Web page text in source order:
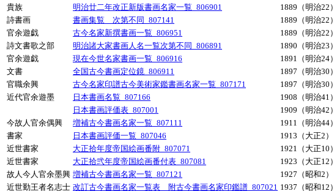
貴族
明治廿二年改正新版書画名家一覧_806901 1889（明治22）
詩書画
書画集覧 次第不同_807141 1889（明治22）
官余遊戯
古今名家新撰書画一覧_806951 1889（明治22）
詩文書歌之部
明治諸大家書画人名一覧次第不同_806891 1890（明治23）
官余遊戯
現在今世名家書画一覧_806916 1891（明治24）
文書
全国古今書画定位鏡_806911 1897（明治30）
官職余興
古今名家印譜古今美術家鑑書画名家一覧_807171 1897（明治30）
近代官余遊墨
日本書画名覧_807166 1908（明治41）
日本書画評価表_807001
1909（明治42）
今故人官余偶興
増補古今書画名家一覧_807111 1911（明治44）
書家
日本書画評価一覧_807046 1913（大正2）
近世書家
大正拾年度帝国絵画番附_807071 1921（大正10）
近世書家
大正拾弐年度帝国絵画番付表_807081 1923（大正12）
故人今人官余墨興 増補古今書画名家一覧_807121 1927（昭和2）
近世勤王者名志士 改訂古今書画名家一覧表 附古今書画名家印鑑譜_807021 1937（昭和12）